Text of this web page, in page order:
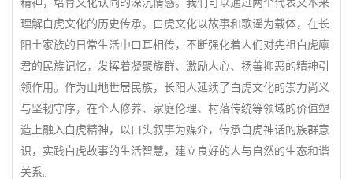
理解白虎文化的历史传承。白虎文化以故事和歌谣为载体，在长
阳土家族的日常生活中口耳相传，不断强化着人们对先祖白虎廪
君的民族记忆，发挥着凝聚族群、激励人心、扬善抑恶的精神引
领作用。作为山地世居民族，长阳人延续了白虎文化的崇力尚义
与坚韧守序，在个人修养、家庭伦理、村落传统等领域的价值塑
造上融入白虎精神，以口头叙事为媒介，传承白虎神话的族群意
识，实践白虎故事的生活智慧，建立良好的人与自然的生态和谐
关系。